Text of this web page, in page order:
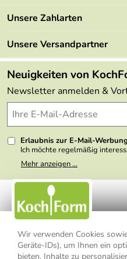
Wir verwenden Cookies
Geräte-IDs), um Ihnen ein
bieten, Inhalte zu
Mehrwertsteuerfrei
Retourenportal
FAQs
Lieferbedingungen
Delivery Terms
Kundenlogin
Marken
Angebote
Made in Germany
Themen
Wir über uns
Presse
Unsere Zahlarten
Unsere Versandpartner
Neuigkeiten von
Newsletter anmelden &
Erlaubnis zur E-Mail-Werbung
Ich möchte regelmäßig
Meine E-Mail-Adresse wird
weitergegeben. Zu
nicht erkennbar, welche
Einwilligung zur Nutzung
kann ich jederzeit mit Wirkung
den Link "Abmelden" am
Option Newsletter im
Datenschutzerklärung
habe
Mehr anzeigen ...